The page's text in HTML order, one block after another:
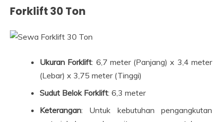
Forklift 30 Ton
Ukuran Forklift: 6,7 meter (Panjang) x 3,4 meter
(Lebar) x 3,75 meter (Tinggi)
Sudut Belok Forklift: 6,3 meter
Keterangan: Untuk kebutuhan pengangkutan